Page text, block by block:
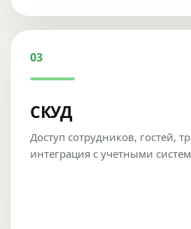
03
СКУД
Доступ сотрудников, гостей,
интеграция с учетными